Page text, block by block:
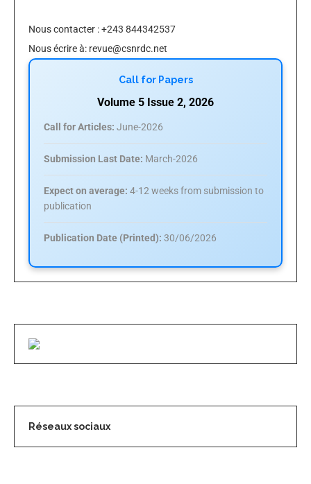
Nous contacter : +243 844342537
Nous écrire à: revue@csnrdc.net
Call for Papers
Volume 5 Issue 2, 2026
Call for Articles: June-2026
Submission Last Date: March-2026
Expect on average: 4-12 weeks from submission to
publication
Publication Date (Printed): 30/06/2026
Réseaux sociaux